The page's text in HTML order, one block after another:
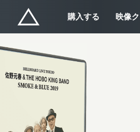
購入する
映像
‘SMOKE
BLUE’
2019